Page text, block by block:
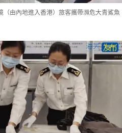
由內地進入香港）旅客攜帶瀕危大青鯊魚